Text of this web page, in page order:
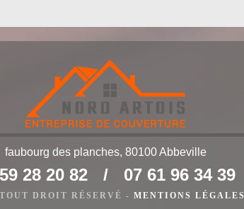
avec l’entreprise Nord Artois
propres à un couvreur professionnel tel que
de nettoyage en profondeur de toit, nos
de matériau de couverture pour assurer un
faubourg des planches, 80100 Abbeville
28 20 82 / 07 61 96 34 39
DROIT RÉSERVÉ - MENTIONS LÉGALES